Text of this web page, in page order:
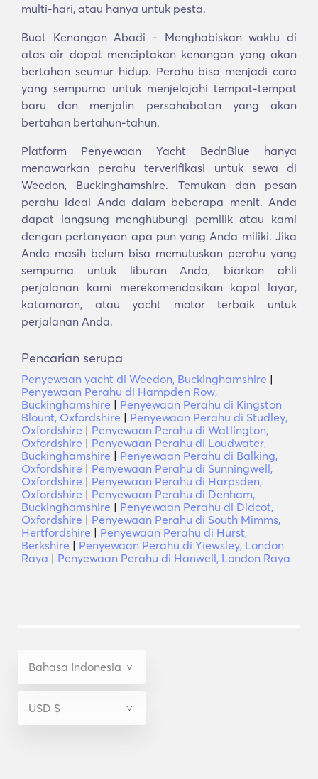
multi-hari, atau hanya untuk pesta.
Buat Kenangan Abadi - Menghabiskan waktu di
atas air dapat menciptakan kenangan yang akan
bertahan seumur hidup. Perahu bisa menjadi cara
yang sempurna untuk menjelajahi tempat-tempat
baru dan menjalin persahabatan yang akan
bertahan bertahun-tahun.
Platform Penyewaan Yacht BednBlue hanya
menawarkan perahu terverifikasi untuk sewa di
Weedon, Buckinghamshire. Temukan dan pesan
perahu ideal Anda dalam beberapa menit. Anda
dapat langsung menghubungi pemilik atau kami
dengan pertanyaan apa pun yang Anda miliki. Jika
Anda masih belum bisa memutuskan perahu yang
sempurna untuk liburan Anda, biarkan ahli
perjalanan kami merekomendasikan kapal layar,
katamaran, atau yacht motor terbaik untuk
perjalanan Anda.
Pencarian serupa
Penyewaan yacht di Weedon, Buckinghamshire |
Penyewaan Perahu di Hampden Row,
Buckinghamshire | Penyewaan Perahu di Kingston
Blount, Oxfordshire | Penyewaan Perahu di Studley,
Oxfordshire | Penyewaan Perahu di Watlington,
Oxfordshire | Penyewaan Perahu di Loudwater,
Buckinghamshire | Penyewaan Perahu di Balking,
Oxfordshire | Penyewaan Perahu di Sunningwell,
Oxfordshire | Penyewaan Perahu di Harpsden,
Oxfordshire | Penyewaan Perahu di Denham,
Buckinghamshire | Penyewaan Perahu di Didcot,
Oxfordshire | Penyewaan Perahu di South Mimms,
Hertfordshire | Penyewaan Perahu di Hurst,
Berkshire | Penyewaan Perahu di Yiewsley, London
Raya | Penyewaan Perahu di Hanwell, London Raya